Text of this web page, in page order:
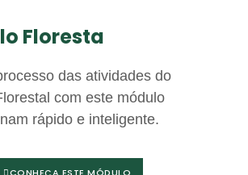
Floresta
das atividades do
com este módulo
rápido e inteligente.